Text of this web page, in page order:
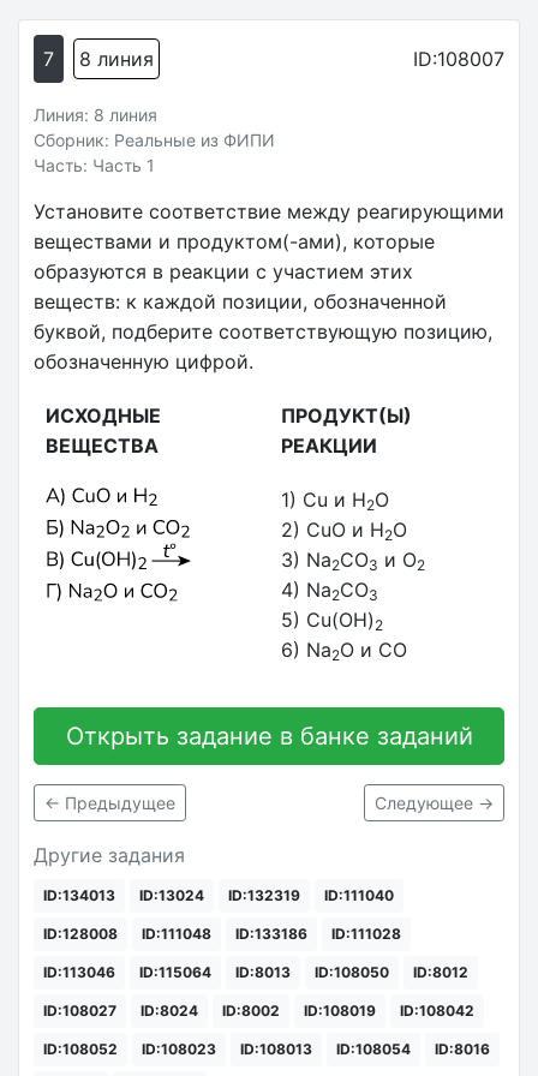
7 8 линия ID:108007
Линия: 8 линия
Сборник: Реальные из ФИПИ
Часть: Часть 1
Установите соответствие между реагирующими
веществами и продуктом(-ами), которые
образуются в реакции с участием этих
веществ: к каждой позиции, обозначенной
буквой, подберите соответствующую позицию,
обозначенную цифрой.
ИСХОДНЫЕ
ВЕЩЕСТВА
ПРОДУКТ(Ы)
РЕАКЦИИ
1) Cu и H2O
2) CuO и H2O
3) Na2CO3 и O2
4) Na2CO3
5) Cu(OH) 2
6) Na2O и CO
Открыть задание в банке заданий
← Предыдущее Следующее →
Другие задания
ID:134013 ID:13024 ID:132319 ID:111040
ID:128008 ID:111048 ID:133186 ID:111028
ID:113046 ID:115064 ID:8013 ID:108050 ID:8012
ID:108027 ID:8024 ID:8002 ID:108019 ID:108042
ID:108052 ID:108023 ID:108013 ID:108054 ID:8016